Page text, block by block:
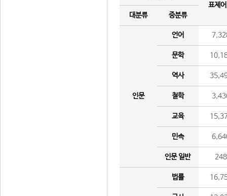
표제
대분류
중분류
인문
언어
문학
역사
철학
교육
민속
인문 일반 248
법률